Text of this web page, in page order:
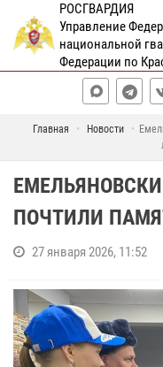
РОСГВАРДИЯ
Управление
национальной
Федерации по
Главная Новости
ПОЧТИЛИ
27 января 2026, 11:52